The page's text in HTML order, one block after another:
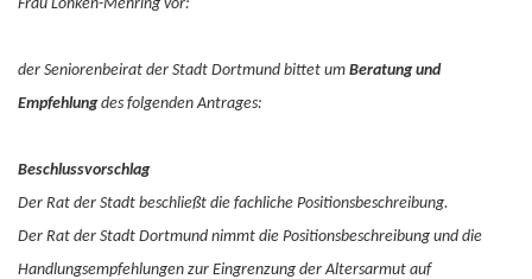
Frau Löhken-Mehring vor:
der Seniorenbeirat der Stadt Dortmund bittet um Beratung und
Empfehlungdes folgenden Antrages:
Beschlussvorschlag
Der Rat der Stadt beschließt die fachliche Positionsbeschreibung.
Der Rat der Stadt Dortmund nimmt die Positionsbeschreibung und die
Handlungsempfehlungen zur Eingrenzung der Altersarmut auf